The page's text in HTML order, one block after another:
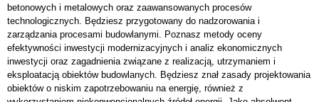
betonowych i metalowych oraz zaawansowanych procesów
technologicznych. Będziesz przygotowany do nadzorowania i
zarządzania procesami budowlanymi. Poznasz metody oceny
efektywności inwestycji modernizacyjnych i analiz ekonomicznych
inwestycji oraz zagadnienia związane z realizacją, utrzymaniem i
eksploatacją obiektów budowlanych. Będziesz znał zasady projektowania
obiektów o niskim zapotrzebowaniu na energię, również z